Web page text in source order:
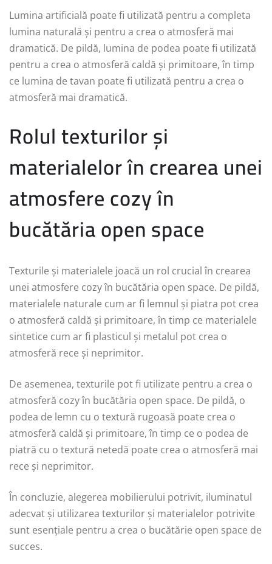
Lumina artificială poate fi utilizată pentru a completa
lumina naturală și pentru a crea o atmosferă mai
dramatică. De pildă, lumina de podea poate fi utilizată
pentru a crea o atmosferă caldă și primitoare, în timp
ce lumina de tavan poate fi utilizată pentru a crea o
atmosferă mai dramatică.
Rolul texturilor și
materialelor în crearea unei
atmosfere cozy în
bucătăria open space
Texturile și materialele joacă un rol crucial în crearea
unei atmosfere cozy în bucătăria open space. De pildă,
materialele naturale cum ar fi lemnul și piatra pot crea
o atmosferă caldă și primitoare, în timp ce materialele
sintetice cum ar fi plasticul și metalul pot crea o
atmosferă rece și neprimitor.
De asemenea, texturile pot fi utilizate pentru a crea o
atmosferă cozy în bucătăria open space. De pildă, o
podea de lemn cu o textură rugoasă poate crea o
atmosferă caldă și primitoare, în timp ce o podea de
piatră cu o textură netedă poate crea o atmosferă mai
rece și neprimitor.
În concluzie, alegerea mobilierului potrivit, iluminatul
adecvat și utilizarea texturilor și materialelor potrivite
sunt esențiale pentru a crea o bucătărie open space de
succes.